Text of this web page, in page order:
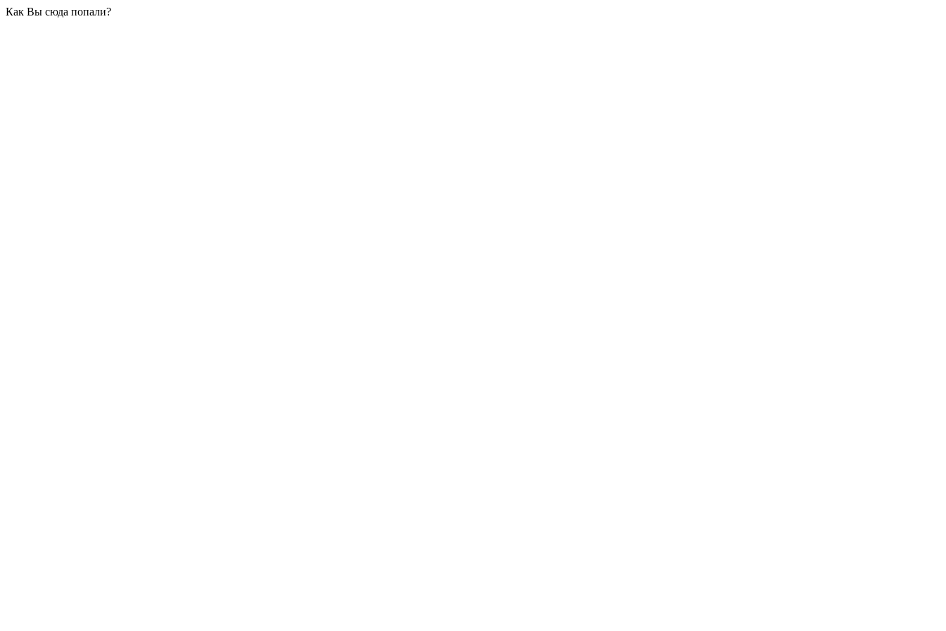
Как Вы сюда попали?